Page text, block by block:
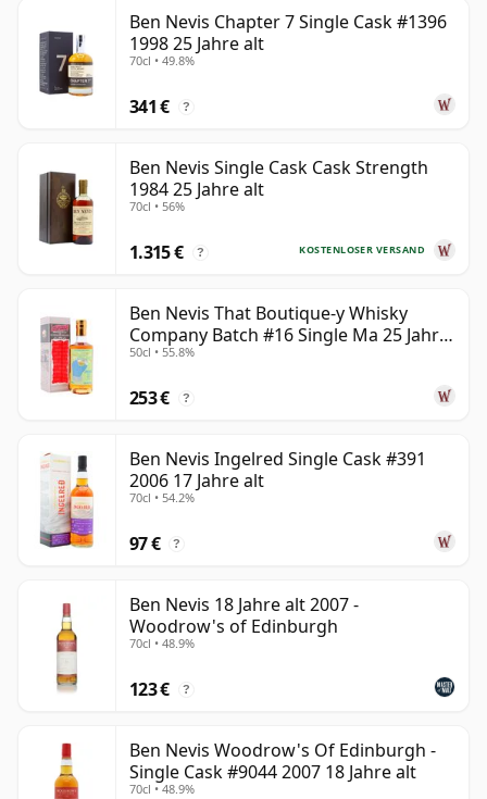
Ben Nevis Chapter 7 Single Cask #1396
1998 25 Jahre alt
70cl • 49.8%
341 € ?
Ben Nevis Single Cask Cask Strength
1984 25 Jahre alt
70cl • 56%
KOSTENLOSER VERSAND
1.315 € ?
Ben Nevis That Boutique-y Whisky
Company Batch #16 Single Ma 25 Jahre
alt
50cl • 55.8%
253 € ?
Ben Nevis Ingelred Single Cask #391
2006 17 Jahre alt
70cl • 54.2%
97 € ?
Ben Nevis 18 Jahre alt 2007 -
Woodrow's of Edinburgh
70cl • 48.9%
123 € ?
Ben Nevis Woodrow's Of Edinburgh -
Single Cask #9044 2007 18 Jahre alt
70cl • 48.9%